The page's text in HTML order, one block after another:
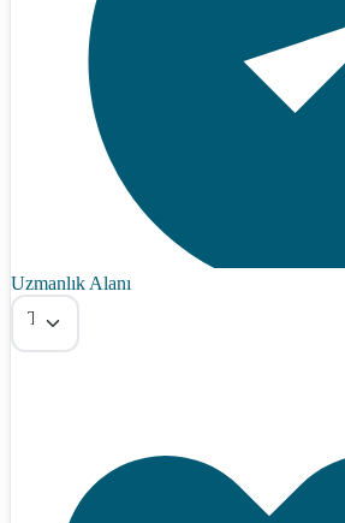
Uzmanlık Alanı
Tümü